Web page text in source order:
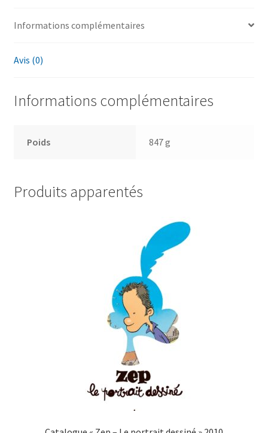
Informations complémentaires
Avis (0)
Informations complémentaires
Poids 847 g
Produits apparentés